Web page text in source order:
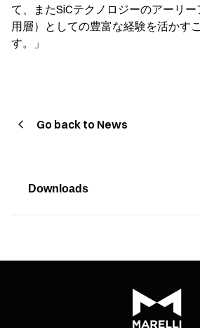
て、またSiCテクノロジーのアーリ
用層）としての豊富な経験を活かす
す。」
Go back to News
Downloads